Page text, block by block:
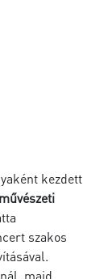
kezdett
szakos
majd